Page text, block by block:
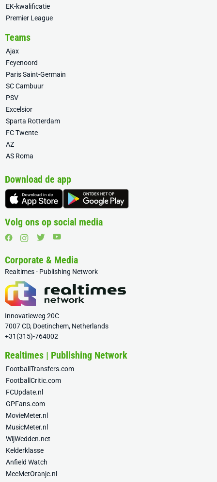
EK-kwalificatie
Premier League
Teams
Ajax
Feyenoord
Paris Saint-Germain
SC Cambuur
PSV
Excelsior
Sparta Rotterdam
FC Twente
AZ
AS Roma
Download de app
Volg ons op social media
Corporate & Media
Realtimes - Publishing Network
Innovatieweg 20C
7007 CD, Doetinchem, Netherlands
+31(315)-764002
Realtimes | Publishing Network
FootballTransfers.com
FootballCritic.com
FCUpdate.nl
GPFans.com
MovieMeter.nl
MusicMeter.nl
WijWedden.net
Kelderklasse
Anfield Watch
MeeMetOranje.nl